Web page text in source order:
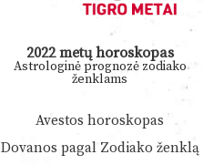
2022 metų horoskopas
Astrologinė prognozė zodiako
ženklams
Avestos horoskopas
Dovanos pagal Zodiako ženklą